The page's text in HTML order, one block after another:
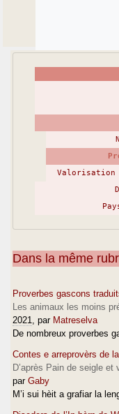
Valorisation
Dans la même
Proverbes gascons
Les animaux les moins
2021
, par Matreselva
De nombreux proverbes
Contes e arreprovèrs de
D’après Pain de seigle
par Gaby
M’i sui hèit a grafiar la